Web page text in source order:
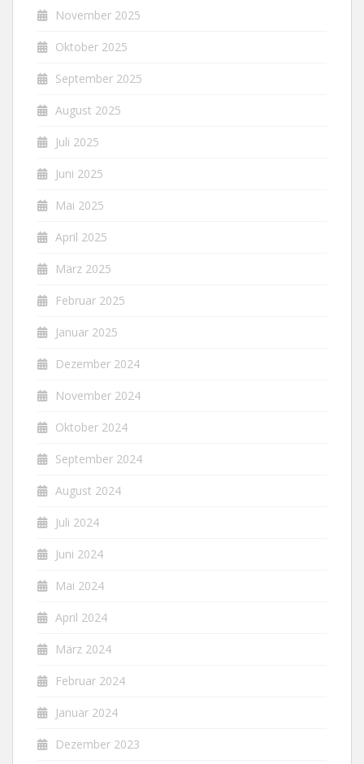
November 2025
Oktober 2025
September 2025
August 2025
Juli 2025
Juni 2025
Mai 2025
April 2025
März 2025
Februar 2025
Januar 2025
Dezember 2024
November 2024
Oktober 2024
September 2024
August 2024
Juli 2024
Juni 2024
Mai 2024
April 2024
März 2024
Februar 2024
Januar 2024
Dezember 2023